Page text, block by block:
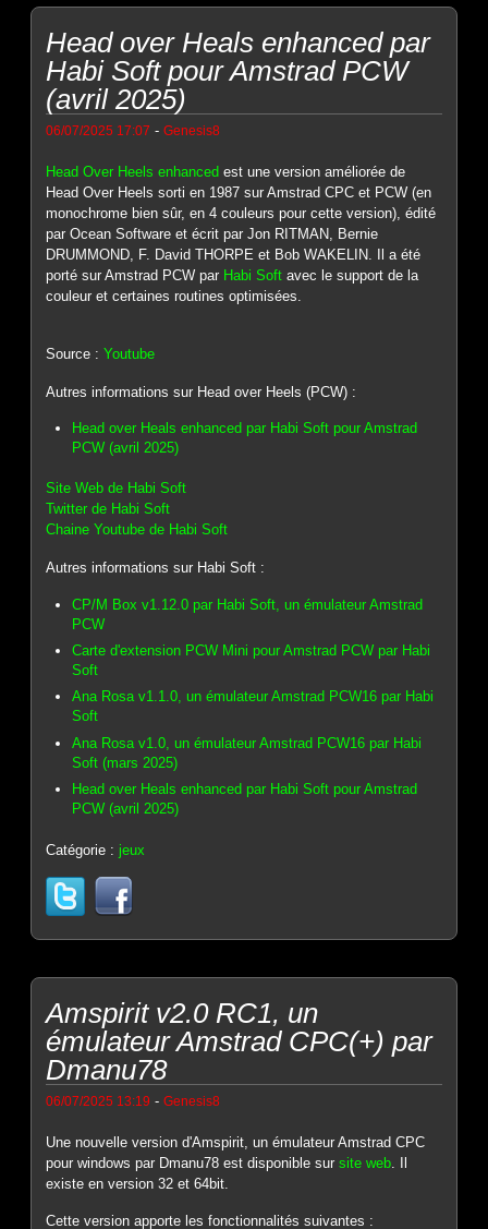
Head over Heals enhanced par
Habi Soft pour Amstrad PCW
(avril 2025)
06/07/2025 17:07 -Genesis8
Head Over Heels enhanced est une version améliorée de
Head Over Heels sorti en 1987 sur Amstrad CPC et PCW (en
monochrome bien sûr, en 4 couleurs pour cette version), édité
par Ocean Software et écrit par Jon RITMAN, Bernie
DRUMMOND, F. David THORPE et Bob WAKELIN. Il a été
porté sur Amstrad PCW par Habi Soft avec le support de la
couleur et certaines routines optimisées.
Source :Youtube
Autres informations sur Head over Heels (PCW) :
Head over Heals enhanced par Habi Soft pour Amstrad
PCW (avril 2025)
Site Web de Habi Soft
Twitter de Habi Soft
Chaine Youtube de Habi Soft
Autres informations sur Habi Soft :
CP/M Box v1.12.0 par Habi Soft, un émulateur Amstrad
PCW
Carte d'extension PCW Mini pour Amstrad PCW par Habi
Soft
Ana Rosa v1.1.0, un émulateur Amstrad PCW16 par Habi
Soft
Ana Rosa v1.0, un émulateur Amstrad PCW16 par Habi
Soft (mars 2025)
Head over Heals enhanced par Habi Soft pour Amstrad
PCW (avril 2025)
Catégorie :jeux
Amspirit v2.0 RC1, un
émulateur Amstrad CPC(+) par
Dmanu78
06/07/2025 13:19 -Genesis8
Une nouvelle version d'Amspirit, un émulateur Amstrad CPC
pour windows par Dmanu78 est disponible sursite web . Il
existe en version 32 et 64bit.
Cette version apporte les fonctionnalités suivantes :